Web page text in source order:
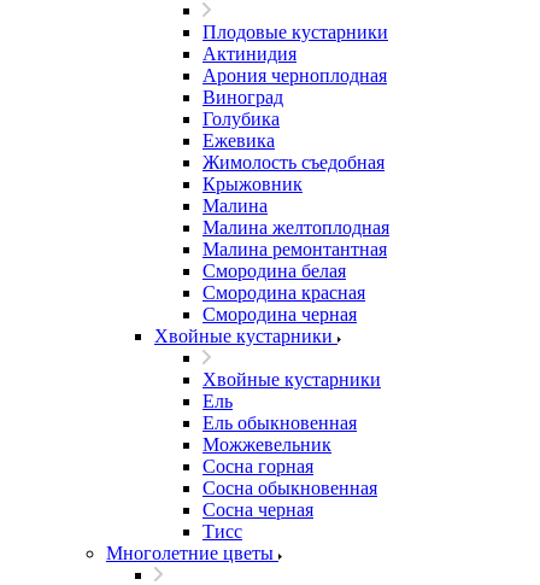
Плодовые кустарники
Актинидия
Арония черноплодная
Виноград
Голубика
Ежевика
Жимолость съедобная
Крыжовник
Малина
Малина желтоплодная
Малина ремонтантная
Смородина белая
Смородина красная
Смородина черная
Хвойные кустарники
Хвойные кустарники
Ель
Ель обыкновенная
Можжевельник
Сосна горная
Сосна обыкновенная
Сосна черная
Тисс
Многолетние цветы